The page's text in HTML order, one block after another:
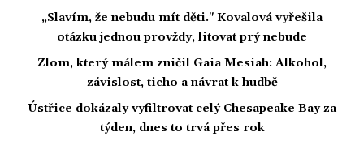
„Slavím, že nebudu mít děti." Kovalová vyřešila
otázku jednou provždy, litovat prý nebude
Zlom, který málem zničil Gaia Mesiah: Alkohol,
závislost, ticho a návrat k hudbě
Ústřice dokázaly vyfiltrovat celý Chesapeake Bay za
týden, dnes to trvá přes rok